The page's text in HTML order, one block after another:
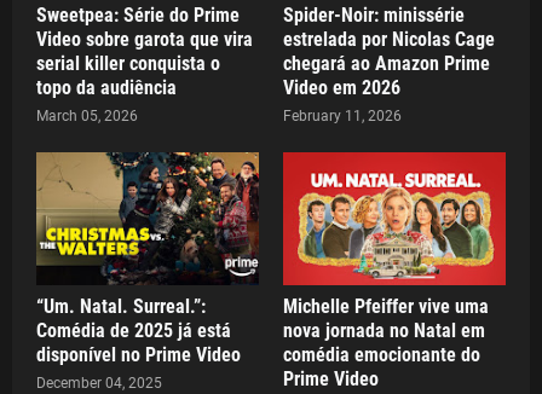
Sweetpea: Série do Prime
Video sobre garota que vira
serial killer conquista o
topo da audiência
March 05, 2026
Spider-Noir: minissérie
estrelada por Nicolas Cage
chegará ao Amazon Prime
Video em 2026
February 11, 2026
“Um. Natal. Surreal.”:
Comédia de 2025 já está
disponível no Prime Video
December 04, 2025
Michelle Pfeiffer vive uma
nova jornada no Natal em
comédia emocionante do
Prime Video